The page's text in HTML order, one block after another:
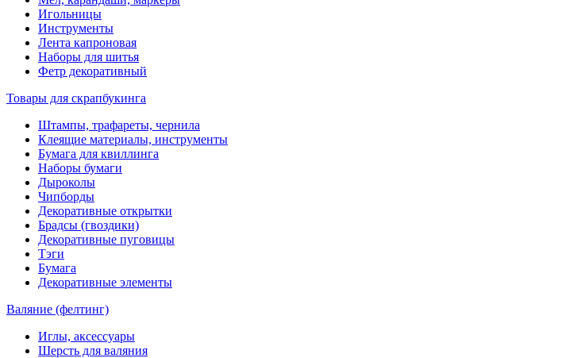
Игольницы
Инструменты
Лента капроновая
Наборы для шитья
Фетр декоративный
Товары для скрапбукинга
Штампы, трафареты, чернила
Клеящие материалы, инструменты
Бумага для квиллинга
Наборы бумаги
Дыроколы
Чипборды
Декоративные открытки
Брадсы (гвоздики)
Декоративные пуговицы
Тэги
Бумага
Декоративные элементы
Валяние (фелтинг)
Иглы, аксессуары
Шерсть для валяния